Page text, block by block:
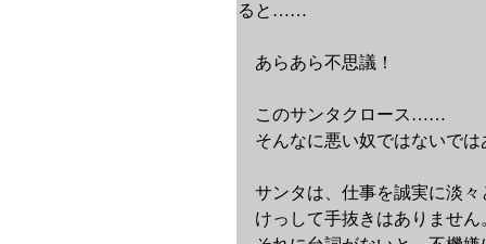
ると……
あらあら不思議！
このサンタクロース……
そんなに悪い奴ではないでは
サンタは、仕事を誠実に淡々
けっして手抜きはありません